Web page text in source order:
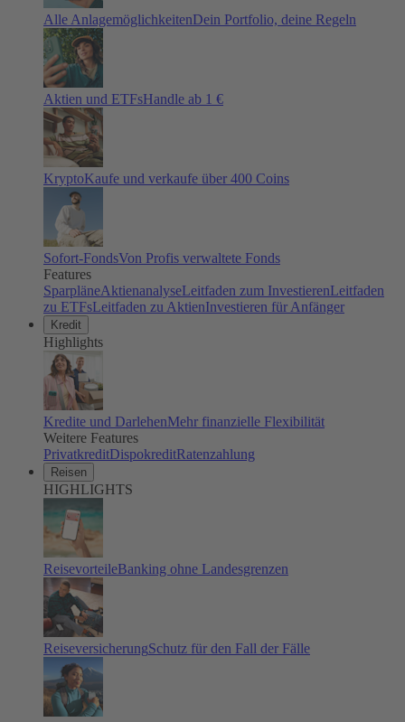
Alle AnlagemöglichkeitenDein Portfolio, deine Regeln
Aktien und ETFsHandle ab 1 €
KryptoKaufe und verkaufe über 400 Coins
Sofort-FondsVon Profis verwaltete Fonds
Features
SparpläneAktienanalyseLeitfaden zum InvestierenLeitfaden
zu ETFsLeitfaden zu AktienInvestieren für Anfänger
Kredit
Highlights
Kredite und DarlehenMehr finanzielle Flexibilität
Weitere Features
PrivatkreditDispokreditRatenzahlung
Reisen
HIGHLIGHTS
ReisevorteileBanking ohne Landesgrenzen
ReiseversicherungSchutz für den Fall der Fälle